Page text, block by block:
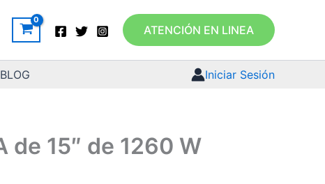
ATENCIÓN EN LINEA
BLOG Iniciar Sesión
de 15″ de 1260 W